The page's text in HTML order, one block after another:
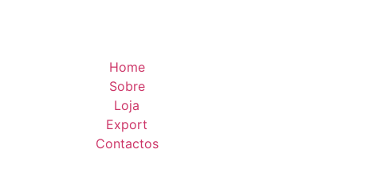
Home
Sobre
Loja
Export
Contactos